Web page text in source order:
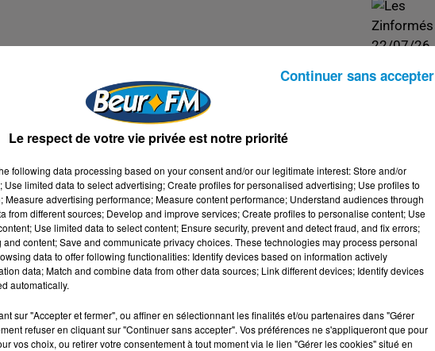
Le respect de votre vie privée est notre priorité
following data processing based on your consent and/or our legitimate interest: Store and/or
limited data to select advertising; Create profiles for personalised advertising; Use profiles to
advertising performance; Measure content performance; Understand audiences through
from different sources; Develop and improve services; Create profiles to personalise content; Use
Use limited data to select content; Ensure security, prevent and detect fraud, and fix errors;
content; Save and communicate privacy choices. These technologies may process personal
data to offer following functionalities: Identify devices based on information actively
data; Match and combine data from other data sources; Link different devices; Identify devices
automatically.
sur "Accepter et fermer", ou affiner en sélectionnant les finalités et/ou partenaires dans "Gérer
refuser en cliquant sur "Continuer sans accepter". Vos préférences ne s'appliqueront que pour
vos choix, ou retirer votre consentement à tout moment via le lien "Gérer les cookies" situé en
Continuer sans accepter